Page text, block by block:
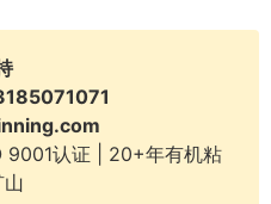
9001认证 | 20+年有机粘